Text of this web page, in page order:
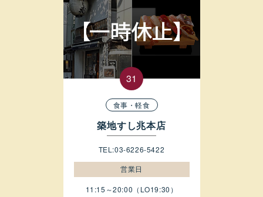
食事・軽食
築地すし兆本店
TEL:03-6226-5422
営業日
11:15～20:00（LO19:30）